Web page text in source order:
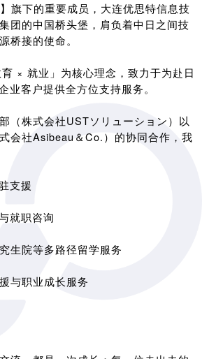
旗下的重要成员，大连优思特信息技
团的中国桥头堡，肩负着中日之间技
桥接的使命。
× 就业」为核心理念，致力于为赴日
业客户提供全方位支持服务。
（株式会社USTソリューション）以
会社Asibeau＆Co.）的协同合作，我
支援
就职咨询
生院等多路径留学服务
与职业成长服务